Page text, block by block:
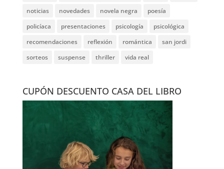
noticias
novedades novela negra
poesía
policíaca
presentaciones psicología
psicológica
recomendaciones
reflexión romántica
san jordi
sorteos
suspense thriller vida real
CUPÓN DESCUENTO CASA DEL LIBRO